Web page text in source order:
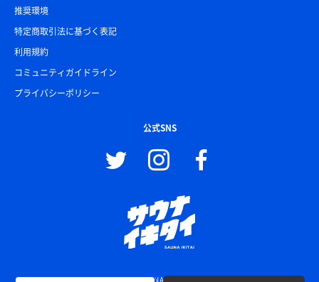
推奨環境
特定商取引法に基づく表記
利用規約
コミュニティガイドライン
プライバシーポリシー
公式SNS
© SAUNA IKITAI